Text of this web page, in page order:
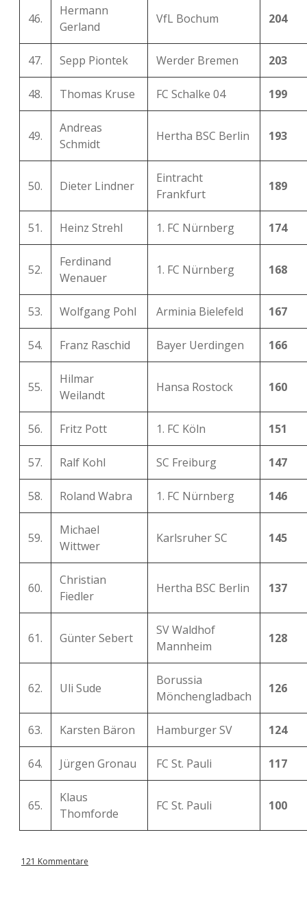
46.
Hermann
Gerland
VfL Bochum 204
47. Sepp Piontek Werder Bremen 203
48. Thomas Kruse FC Schalke 04 199
49.
Andreas
Schmidt
Hertha BSC Berlin 193
50. Dieter Lindner
Eintracht
Frankfurt
189
51. Heinz Strehl 1. FC Nürnberg 174
52.
Ferdinand
Wenauer
1. FC Nürnberg 168
53. Wolfgang Pohl Arminia Bielefeld 167
54. Franz Raschid Bayer Uerdingen 166
55.
Hilmar
Weilandt
Hansa Rostock 160
56. Fritz Pott 1. FC Köln 151
57. Ralf Kohl SC Freiburg 147
58. Roland Wabra 1. FC Nürnberg 146
59.
Michael
Wittwer
Karlsruher SC 145
60.
Christian
Fiedler
Hertha BSC Berlin 137
61. Günter Sebert
SV Waldhof
Mannheim
128
62. Uli Sude
Borussia
Mönchengladbach
126
63. Karsten Bäron Hamburger SV 124
64. Jürgen Gronau FC St. Pauli 117
65.
Klaus
Thomforde
FC St. Pauli 100
121 Kommentare